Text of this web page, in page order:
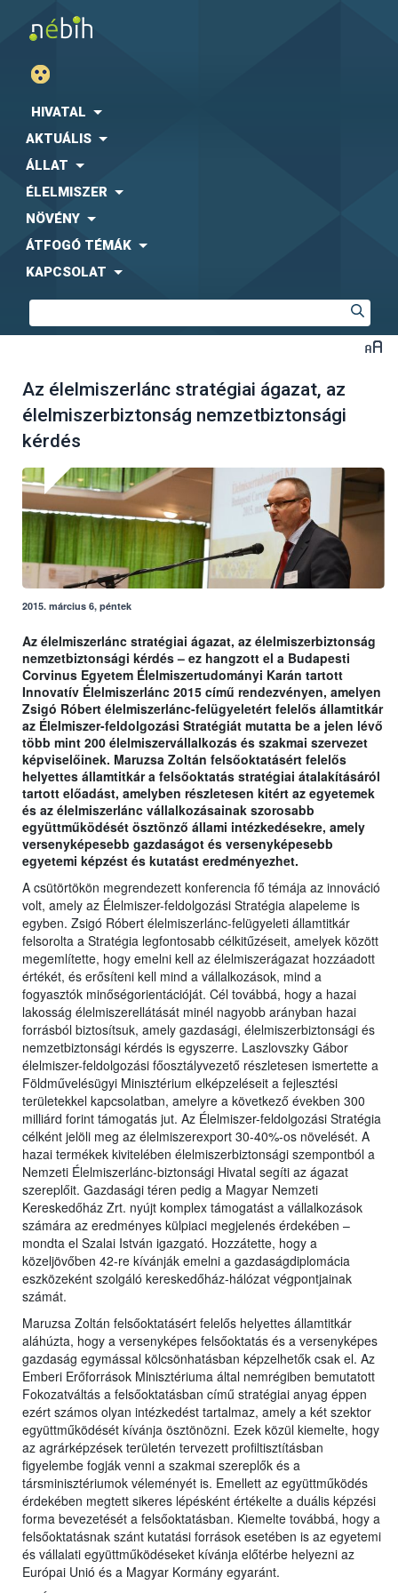
HIVATAL
AKTUÁLIS
ÁLLAT
ÉLELMISZER
NÖVÉNY
ÁTFOGÓ TÉMÁK
KAPCSOLAT
Az élelmiszerlánc stratégiai ágazat, az
élelmiszerbiztonság nemzetbiztonsági
kérdés
2015. március 6, péntek
Az élelmiszerlánc stratégiai ágazat, az élelmiszerbiztonság
nemzetbiztonsági kérdés – ez hangzott el a Budapesti
Corvinus Egyetem Élelmiszertudományi Karán tartott
Innovatív Élelmiszerlánc 2015 című rendezvényen, amelyen
Zsigó Róbert élelmiszerlánc-felügyeletért felelős államtitkár
az Élelmiszer-feldolgozási Stratégiát mutatta be a jelen lévő
több mint 200 élelmiszervállalkozás és szakmai szervezet
képviselőinek. Maruzsa Zoltán felsőoktatásért felelős
helyettes államtitkár a felsőoktatás stratégiai átalakításáról
tartott előadást, amelyben részletesen kitért az egyetemek
és az élelmiszerlánc vállalkozásainak szorosabb
együttműködését ösztönző állami intézkedésekre, amely
versenyképesebb gazdaságot és versenyképesebb
egyetemi képzést és kutatást eredményezhet.
A csütörtökön megrendezett konferencia fő témája az innováció
volt, amely az Élelmiszer-feldolgozási Stratégia alapeleme is
egyben. Zsigó Róbert élelmiszerlánc-felügyeleti államtitkár
felsorolta a Stratégia legfontosabb célkitűzéseit, amelyek között
megemlítette, hogy emelni kell az élelmiszerágazat hozzáadott
értékét, és erősíteni kell mind a vállalkozások, mind a
fogyasztók minőségorientációját. Cél továbbá, hogy a hazai
lakosság élelmiszerellátását minél nagyobb arányban hazai
forrásból biztosítsuk, amely gazdasági, élelmiszerbiztonsági és
nemzetbiztonsági kérdés is egyszerre. Laszlovszky Gábor
élelmiszer-feldolgozási főosztályvezető részletesen ismertette a
Földművelésügyi Minisztérium elképzeléseit a fejlesztési
területekkel kapcsolatban, amelyre a következő években 300
milliárd forint támogatás jut. Az Élelmiszer-feldolgozási Stratégia
célként jelöli meg az élelmiszerexport 30-40%-os növelését. A
hazai termékek kivitelében élelmiszerbiztonsági szempontból a
Nemzeti Élelmiszerlánc-biztonsági Hivatal segíti az ágazat
szereplőit. Gazdasági téren pedig a Magyar Nemzeti
Kereskedőház Zrt. nyújt komplex támogatást a vállalkozások
számára az eredményes külpiaci megjelenés érdekében –
mondta el Szalai István igazgató. Hozzátette, hogy a
közeljövőben 42-re kívánják emelni a gazdaságdiplomácia
eszközeként szolgáló kereskedőház-hálózat végpontjainak
számát.
Maruzsa Zoltán felsőoktatásért felelős helyettes államtitkár
aláhúzta, hogy a versenyképes felsőoktatás és a versenyképes
gazdaság egymással kölcsönhatásban képzelhetők csak el. Az
Emberi Erőforrások Minisztériuma által nemrégiben bemutatott
Fokozatváltás a felsőoktatásban című stratégiai anyag éppen
ezért számos olyan intézkedést tartalmaz, amely a két szektor
együttműködését kívánja ösztönözni. Ezek közül kiemelte, hogy
az agrárképzések területén tervezett profiltisztításban
figyelembe fogják venni a szakmai szereplők és a
társminisztériumok véleményét is. Emellett az együttműködés
érdekében megtett sikeres lépésként értékelte a duális képzési
forma bevezetését a felsőoktatásban. Kiemelte továbbá, hogy a
felsőoktatásnak szánt kutatási források esetében is az egyetemi
és vállalati együttműködéseket kívánja előtérbe helyezni az
Európai Unió és a Magyar Kormány egyaránt.